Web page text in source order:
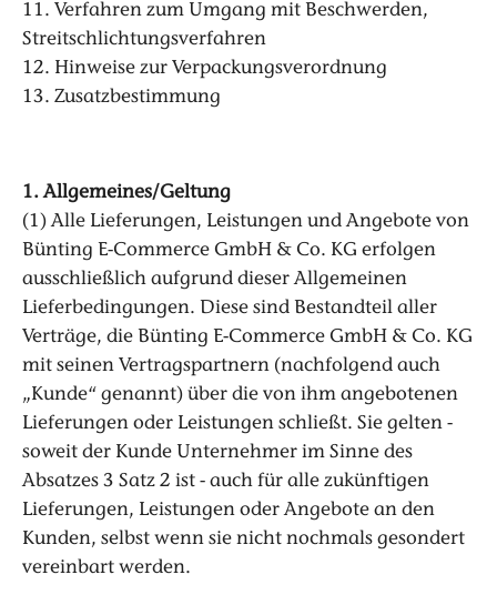
11. Verfahren zum Umgang mit Beschwerden,
Streitschlichtungsverfahren
12. Hinweise zur Verpackungsverordnung
13. Zusatzbestimmung
1. Allgemeines/Geltung
(1) Alle Lieferungen, Leistungen und Angebote von
Bünting E-Commerce GmbH & Co. KG erfolgen
ausschließlich aufgrund dieser Allgemeinen
Lieferbedingungen. Diese sind Bestandteil aller
Verträge, die Bünting E-Commerce GmbH & Co. KG
mit seinen Vertragspartnern (nachfolgend auch
„Kunde“ genannt) über die von ihm angebotenen
Lieferungen oder Leistungen schließt. Sie gelten -
soweit der Kunde Unternehmer im Sinne des
Absatzes 3 Satz 2 ist - auch für alle zukünftigen
Lieferungen, Leistungen oder Angebote an den
Kunden, selbst wenn sie nicht nochmals gesondert
vereinbart werden.